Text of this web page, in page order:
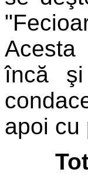
încă
apoi cu